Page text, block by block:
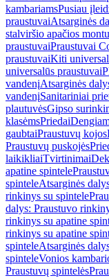
kambariamsPusiau
praustuvaiAtsarginės
stalviršio apačios
praustuvaiPraustuvai
praustuvaiKiti
universalūs praustuvai
vandenįAtsarginės
vandenįSanitariniai
plautuvėsGipso
klasėmsPriedai
gaubtaiPraustuvų kojos
Praustuvų puskojės
laikikliaiTvirtinimai
apatine spintele
spinteleAtsarginės
rinkinys su spintele
dalys: Praustuvo
rinkinys su apatine
rinkinys su apatine
spinteleAtsarginės
spinteleVonios
Praustuvų spintelės